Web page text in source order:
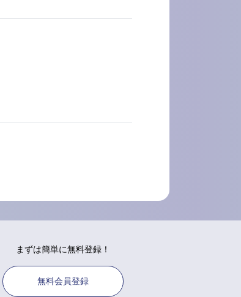
まずは簡単に無料登録！
無料会員登録